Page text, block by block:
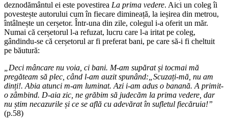
deznodământul ei este povestirea La prima vedere. Aici un coleg îi
povestește autorului cum în fiecare dimineață, la ieșirea din metrou,
întâlnește un cerșetor. Într-una din zile, colegul i-a oferit un măr.
Numai că cerșetorul l-a refuzat, lucru care l-a iritat pe coleg,
gândindu-se că cerșetorul ar fi preferat bani, pe care să-i fi cheltuit
pe băutură:
„Deci mâncare nu voia, ci bani. M-am supărat și tocmai mă
pregăteam să plec, când l-am auzit spunând:„Scuzați-mă, nu am
dinți!. Abia atunci m-am luminat. Azi i-am adus o banană. A primit-
o zâmbind. D-aia zic, ne grăbim să judecăm la prima vedere, dar
nu știm necazurile și ce se află cu adevărat în sufletul fiecăruia!”
(p.58)